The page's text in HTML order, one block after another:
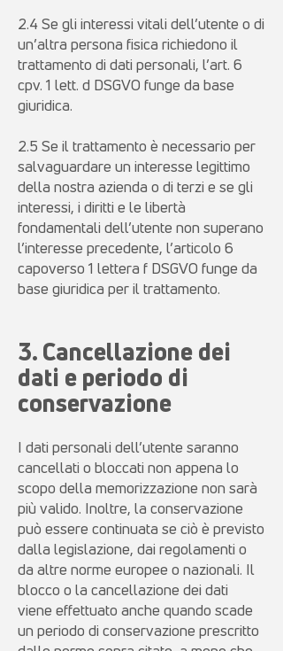
2.4 Se gli interessi vitali dell’utente o di
un’altra persona fisica richiedono il
trattamento di dati personali, l’art. 6
cpv. 1 lett. d DSGVO funge da base
giuridica.
2.5 Se il trattamento è necessario per
salvaguardare un interesse legittimo
della nostra azienda o di terzi e se gli
interessi, i diritti e le libertà
fondamentali dell’utente non superano
l’interesse precedente, l’articolo 6
capoverso 1 lettera f DSGVO funge da
base giuridica per il trattamento.
3. Cancellazione dei
dati e periodo di
conservazione
I dati personali dell’utente saranno
cancellati o bloccati non appena lo
scopo della memorizzazione non sarà
più valido. Inoltre, la conservazione
può essere continuata se ciò è previsto
dalla legislazione, dai regolamenti o
da altre norme europee o nazionali. Il
blocco o la cancellazione dei dati
viene effettuato anche quando scade
un periodo di conservazione prescritto